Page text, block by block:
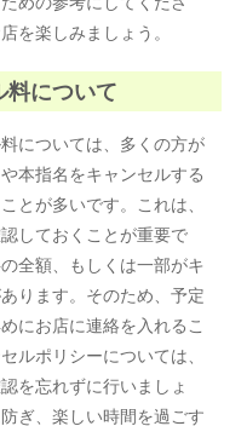
を楽しみましょう。
について
については、多くの方が
本指名をキャンセルする
とが多いです。これは、
しておくことが重要で
全額、もしくは一部がキ
ります。そのため、予定
にお店に連絡を入れるこ
ルポリシーについては、
を忘れずに行いましょ
ぎ、楽しい時間を過ごす